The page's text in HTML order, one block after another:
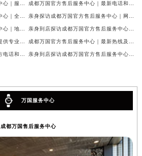
亲身探访成都万国官方售后服务中心｜服务热线及完整地址（2026年7月最新） 成都万国官方售后服务中心｜最新电话和官方维修地址权威信息公示（2026年7月最新）
亲身探访成都万国官方售后服务中心｜全新地址与官方电话（2026年7月最新） 亲身探访成都万国官方售后服务中心｜网点地址与客服电话（2026年7月最新）
亲身探访成都万国官方售后服务中心｜地址及官方联系电话（2026年7月最新） 亲身到店探访成都万国官方售后服务中心｜官方地址与维修热线（2026年7月最新）
成都万国官方售后维修服务中心提供专业手表保养服务权威公示（2026年7月最新） 成都万国官方售后服务中心｜最新热线及维修地址权威信息公示（2026年7月最新）
成都万国官方售后服务中心｜官方电话和完整维修地址权威信息公示（2026年7月最新） 亲身到店探访成都万国官方售后服务中心｜维修地址与官方客服热线（2026年7月最新）
万国服务中心
成都万国售后服务中心